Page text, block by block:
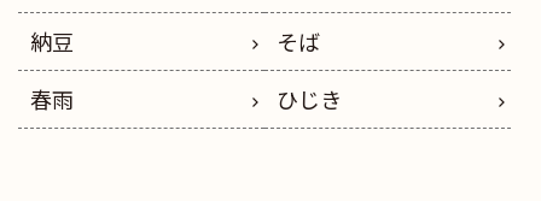
納豆
そば
春雨
ひじき